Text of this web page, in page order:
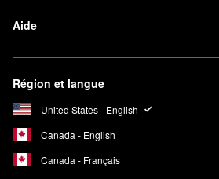
Aide
Région et langue
United States - English
Canada - English
Canada - Français